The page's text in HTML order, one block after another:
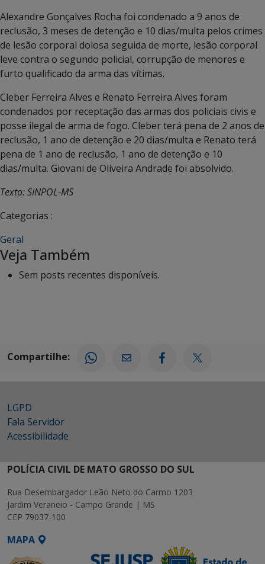
Alexandre Gonçalves Rocha foi condenado a 9 anos de
reclusão, 3 meses de detenção e 10 dias/multa pelos crimes
de lesão corporal dolosa seguida de morte, lesão corporal
leve contra o segundo policial, corrupção de menores e
furto qualificado da arma das vítimas.
Cleber Ferreira Alves e Renato Ferreira Alves foram
condenados por receptação das armas dos policiais civis e
posse ilegal de arma de fogo. Cleber terá pena de 2 anos de
reclusão, 1 ano de detenção e 20 dias/multa e Renato terá
pena de 1 ano de reclusão, 1 ano de detenção e 10
dias/multa. Giovani de Oliveira Andrade foi absolvido.
Texto: SINPOL-MS
Categorias :
Geral
Veja Também
Sem posts recentes disponíveis.
Compartilhe:
LGPD
Fala Servidor
Acessibilidade
POLÍCIA CIVIL DE MATO GROSSO DO SUL
Rua Desembargador Leão Neto do Carmo 1203
Jardim Veraneio - Campo Grande | MS
CEP 79037-100
MAPA